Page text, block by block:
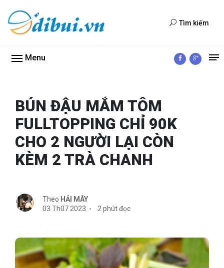
Tìm kiếm
Menu
BÚN ĐẬU MẮM TÔM
FULLTOPPING CHỈ 90K
CHO 2 NGƯỜI LẠI CÒN
KÈM 2 TRÀ CHANH
Theo HẢI MÂY
03 Th07 2023
2 phút đọc